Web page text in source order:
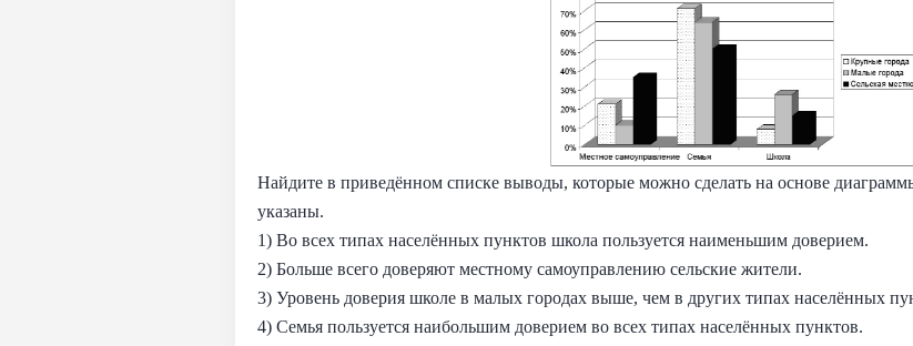
Найдите в приведённом списке выводы, которые можно сделать на основе
указаны.
1) Во всех типах населённых пунктов школа пользуется наименьшим доверием.
2) Больше всего доверяют местному самоуправлению сельские жители.
3) Уровень доверия школе в малых городах выше, чем в других типах населённых
4) Семья пользуется наибольшим доверием во всех типах населённых пунктов.